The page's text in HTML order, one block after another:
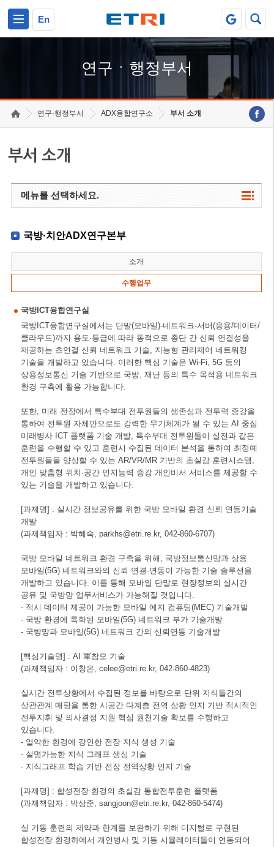
En
연구ㆍ행정부서
연구·행정부서 ADX융합연구소 부서 소개
부서 소개
메뉴를 선택하세요.
국방·치안ADX연구본부
소개
수행업무
국방ICT융합연구실
국방ICT융합연구실에서는 단말(모바일)-네트워크-서버(응용/데이터/
클라우드)까지 용도·등급에 따라 동적으로 종단 간 신뢰 연결성을
제공하는 초연결 신뢰 네트워크 기술, 지능형 관리제어 네트워킹
기술을 개발하고 있습니다. 이러한 핵심 기술은 Wi-Fi, 5G 등의
상용정보통신 기술 기반으로 국방, 재난 등의 특수 목적용 네트워크
환경 구축에 활용 가능합니다.
또한, 미래 전장에서 특수부대 전투원들의 생존성과 전투력 증강을
통하여 전투원 자체만으로도 강력한 무기체계가 될 수 있는 AI 중심
미래병사 ICT 플랫폼 기술 개발, 특수부대 전투원들이 실전과 같은
훈련을 수행할 수 있고 훈련시 수집된 데이터 분석을 통하여 최정예
전투원들을 양성할 수 있는 AR/VR/MR 기반의 초실감 훈련시스템,
개인 맞춤형 위치·공간 인지능력 증강 개인비서 서비스를 제공할 수
있는 기술을 개발하고 있습니다.
[과제명] : 실시간 정보공유를 위한 국방 모바일 환경 신뢰 연동기술
개발
(과제책임자 : 박혜숙, parkhs@etri.re.kr, 042-860-6707)
국방 모바일 네트워크 환경 구축을 위해, 국방정보통신망과 상용
모바일(5G) 네트워크와의 신뢰 연결·연동이 가능한 기술 솔루션을
개발하고 있습니다. 이를 통해 모바일 단말로 현장정보의 실시간
공유 및 국방망 업무서비스가 가능해질 것입니다.
- 적시 데이터 제공이 가능한 모바일 에지 컴퓨팅(MEC) 기술개발
- 국방 환경에 특화된 모바일(5G) 네트워크 부가 기술개발
- 국방망과 모바일(5G) 네트워크 간의 신뢰연동 기술개발
[핵심기술명] : AI 軍참모 기술
(과제책임자 : 이창은, celee@etri.re.kr, 042-860-4823)
실시간 전투상황에서 수집된 정보를 바탕으로 단위 지식들간의
상관관계 매핑을 통한 시공간 다계층 전역 상황 인지 기반 적시적인
전투지휘 및 의사결정 지원 핵심 원천기술 확보를 수행하고
있습니다.
- 열악한 환경에 강인한 전장 지식 생성 기술
- 설명가능한 지식 그래프 생성 기술
- 지식그래프 학습 기반 전장 전역상황 인지 기술
[과제명] : 합성전장 환경의 초실감 통합전투훈련 플랫폼
(과제책임자 : 박상준, sangjoon@etri.re.kr, 042-860-5474)
실 기동 훈련의 제약과 한계를 보완하기 위해 디지털로 구현된
합성전장 환경하에서 개인병사 및 기동 시뮬레이터들이 연동되어